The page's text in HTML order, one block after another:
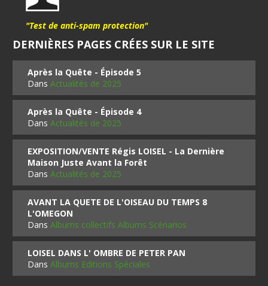
"Test de anti-spam protection"
DERNIÈRES PAGES CRÉES SUR LE SITE
Après la Quête - Épisode 5
DansActualités de 2025
Après la Quête - Épisode 4
DansActualités de 2025
EXPOSITION/VENTE Régis LOISEL - La Dernière
Maison Juste Avant la Forêt
DansActualités de 2025
AVANT LA QUETE DE L'OISEAU DU TEMPS 8
L'OMEGON
DansAlbums collectifs Albums Scénarios
LOISEL DANS L' OMBRE DE PETER PAN
DansAlbums Editions Spéciales